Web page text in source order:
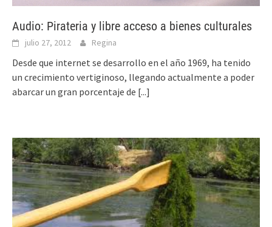
Audio: Pirateria y libre acceso a bienes culturales
julio 27, 2012 Regina
Desde que internet se desarrollo en el año 1969, ha tenido
un crecimiento vertiginoso, llegando actualmente a poder
abarcar un gran porcentaje de [...]